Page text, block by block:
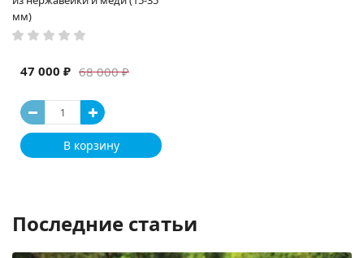
мм)
68 000 ₽
47 000 ₽
В корзину
Последние статьи